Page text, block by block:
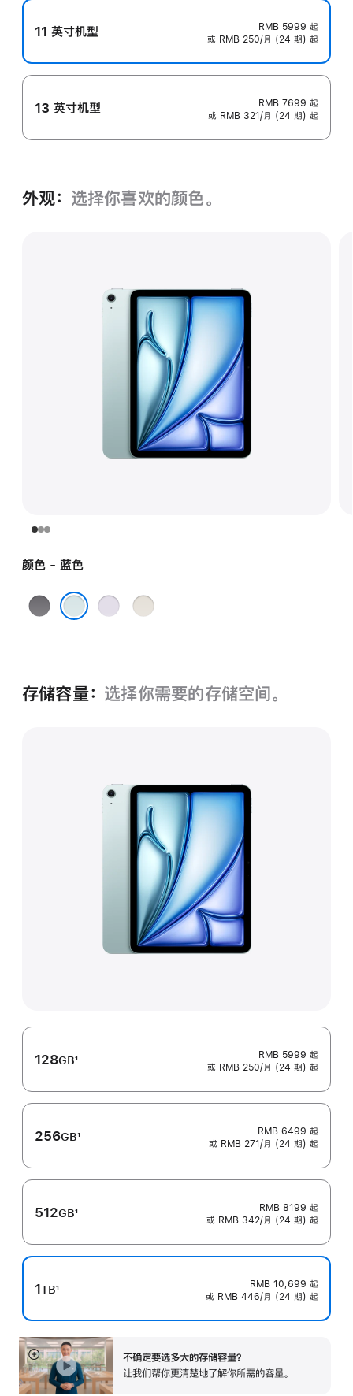
11 英寸机型 RMB 5999 起
或 RMB 250/月 (24 期) 起
13 英寸机型 RMB 7699 起
或 RMB 321/月 (24 期) 起
外观： 选择你喜欢的颜色。
颜色 - 蓝色
深
紫
星
存储容量： 选择你需要的存储空间。
128GB
注
1
RMB 5999 起
或 RMB 250/月 (24 期) 起
256GB
注
1
RMB 6499 起
或 RMB 271/月 (24 期) 起
512GB
注
1
RMB 8199 起
或 RMB 342/月 (24 期) 起
1TB
注
1
RMB 10,699 起
或 RMB 446/月 (24 期) 起
不确定要选多大的存储容⁠量？
让我们帮你更清楚地了解你所需的容量。
展
开